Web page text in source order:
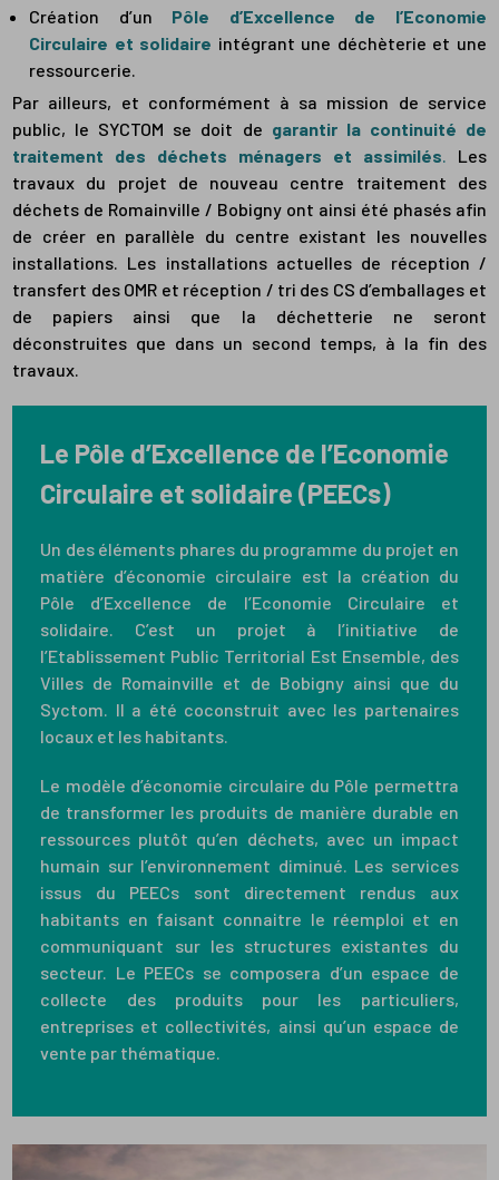
Création d’un Pôle d’Excellence de l’Economie
Circulaire et solidaire intégrant une déchèterie et une
ressourcerie.
Par ailleurs, et conformément à sa mission de service
public, le SYCTOM se doit de garantir la continuité de
traitement des déchets ménagers et assimilés. Les
travaux du projet de nouveau centre traitement des
déchets de Romainville / Bobigny ont ainsi été phasés afin
de créer en parallèle du centre existant les nouvelles
installations. Les installations actuelles de réception /
transfert des OMR et réception / tri des CS d’emballages et
de papiers ainsi que la déchetterie ne seront
déconstruites que dans un second temps, à la fin des
travaux.
Le Pôle d’Excellence de l’Economie
Circulaire et solidaire (PEECs)
Un des éléments phares du programme du projet en
matière d’économie circulaire est la création du
Pôle d’Excellence de l’Economie Circulaire et
solidaire. C’est un projet à l’initiative de
l’Etablissement Public Territorial Est Ensemble, des
Villes de Romainville et de Bobigny ainsi que du
Syctom. Il a été coconstruit avec les partenaires
locaux et les habitants.
Le modèle d’économie circulaire du Pôle permettra
de transformer les produits de manière durable en
ressources plutôt qu’en déchets, avec un impact
humain sur l’environnement diminué. Les services
issus du PEECs sont directement rendus aux
habitants en faisant connaitre le réemploi et en
communiquant sur les structures existantes du
secteur. Le PEECs se composera d’un espace de
collecte des produits pour les particuliers,
entreprises et collectivités, ainsi qu’un espace de
vente par thématique.